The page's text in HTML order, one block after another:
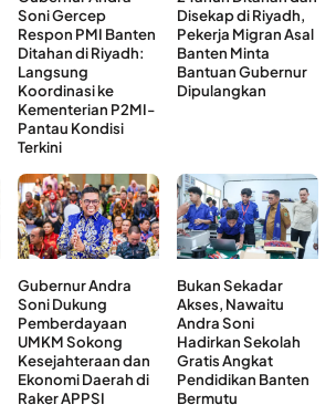
Soni Gercep
Respon PMI Banten
Ditahan di Riyadh:
Langsung
Koordinasi ke
Kementerian P2MI-
Pantau Kondisi
Terkini
Disekap di Riyadh,
Pekerja Migran Asal
Banten Minta
Bantuan Gubernur
Dipulangkan
Gubernur Andra
Soni Dukung
Pemberdayaan
UMKM Sokong
Kesejahteraan dan
Ekonomi Daerah di
Raker APPSI
Bukan Sekadar
Akses, Nawaitu
Andra Soni
Hadirkan Sekolah
Gratis Angkat
Pendidikan Banten
Bermutu